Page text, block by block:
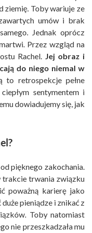
ziemię. Toby wariuje ze
umów i brak
Jednak oprócz
Przez wzgląd na
Rachel. Jej obraz i
do niego niemal w
to retrospekcje pełne
sentymentem i
dowiadujemy się, jak
pięknego zakochania.
trwania związku
poważną karierę jako
pieniądze i znikać z
Toby natomiast
nie przeszkadzała mu